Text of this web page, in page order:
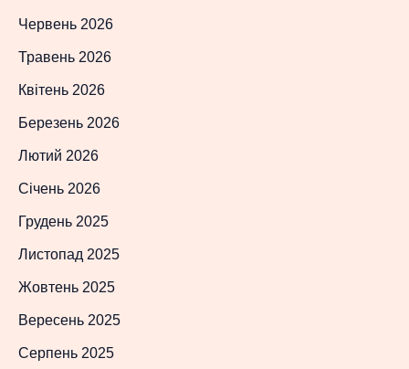
Червень 2026
Травень 2026
Квітень 2026
Березень 2026
Лютий 2026
Січень 2026
Грудень 2025
Листопад 2025
Жовтень 2025
Вересень 2025
Серпень 2025